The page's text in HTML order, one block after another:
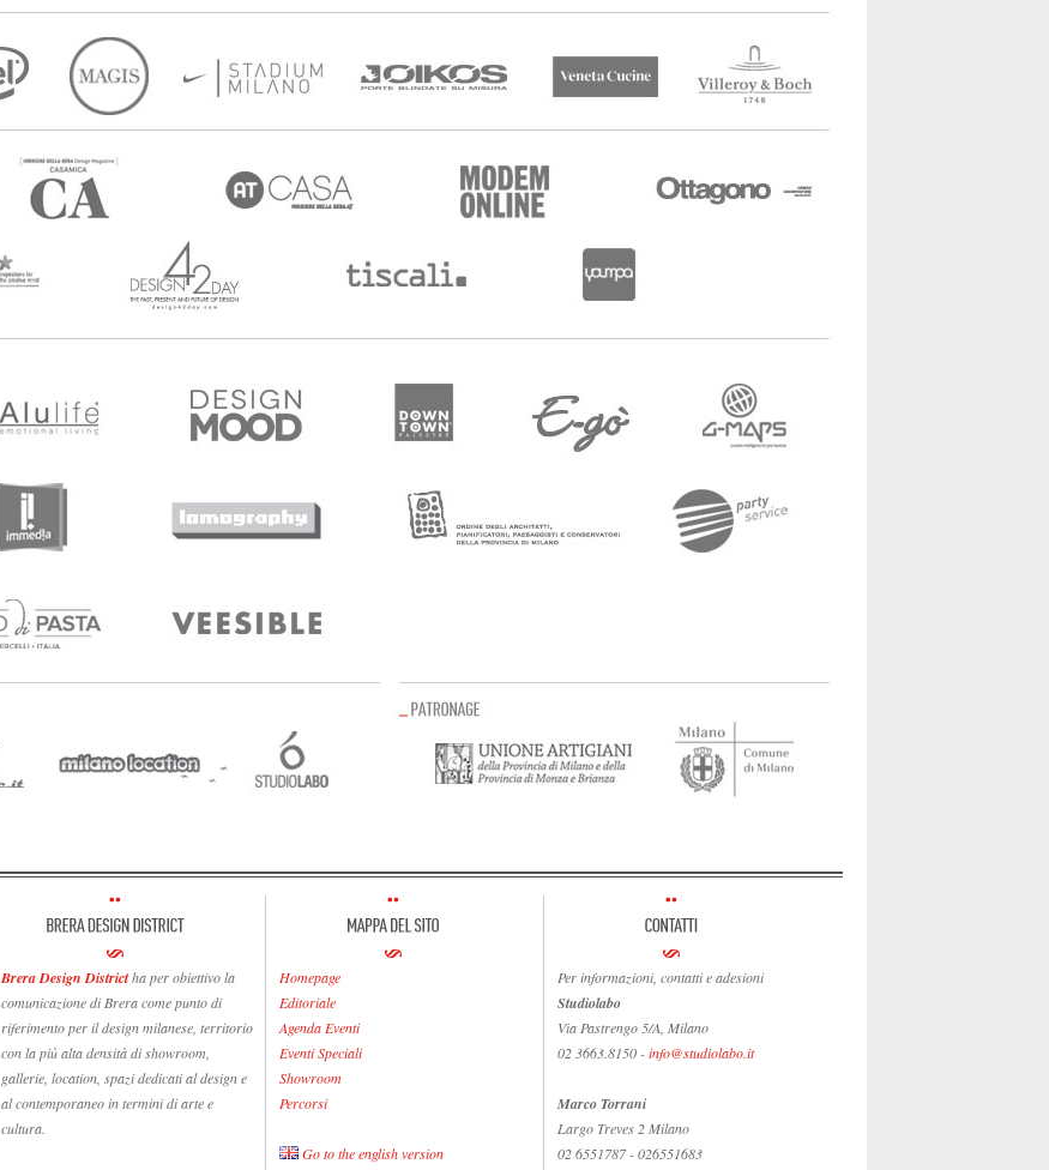
Brera Design Districtha per obiettivo la
comunicazione di Brera come punto di
riferimento per il design milanese, territorio
con la più alta densità di showroom,
gallerie, location, spazi dedicati al design e
al contemporaneo in termini di arte e
cultura.
Homepage
Editoriale
Agenda Eventi
Eventi Speciali
Showroom
Percorsi
Go to the english version
Per informazioni, contatti e adesioni
Studiolabo
Via Pastrengo 5/A, Milano
02 3663.8150 -info@studiolabo.it
Marco Torrani
Largo Treves 2 Milano
02 6551787 - 026551683